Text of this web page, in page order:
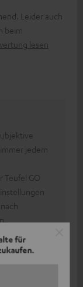
für
Leider auch
beim
lesen
jedem
Teufel GO
auch